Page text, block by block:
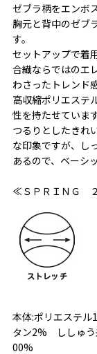
ゼブラ柄をエンボ
胸元と背中のゼブ
す。
セットアップで着
合繊ならではのエ
わさったトレンド
高収縮ポリエステ
性を持たせています
つるりとしたきれ
な印象ですが、し
あるので、ベーシ
≪ＳＰＲＩＮＧ
本体:ポリエステ
タン2% ししゅ
00%